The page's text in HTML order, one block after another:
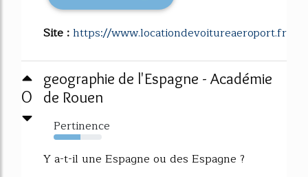
Site :https://www.locationdevoitureaeroport.fr
0
geographie de l'Espagne - Académie
de Rouen
Pertinence
56%
Y a-t-il une Espagne ou des Espagne ?